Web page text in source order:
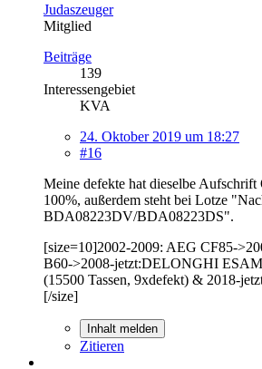
Judaszeuger
Mitglied
Beiträge
139
Interessengebiet
KVA
24. Oktober 2019 um 18:27
#16
Meine defekte hat dieselbe
100%, außerdem steht bei Lotze
BDA08223DV/BDA08223DS".
[size=10]2002-2009: AEG CF85-
B60->2008-jetzt:DELONGHI
(15500 Tassen, 9xdefekt) & 2018-
[/size]
Inhalt melden
Zitieren